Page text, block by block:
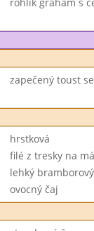
zapečený toust
hrstková
filé z tresky na
lehký
ovocný čaj